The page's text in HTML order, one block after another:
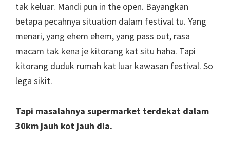
tak keluar. Mandi pun in the open. Bayangkan
betapa pecahnya situation dalam festival tu. Yang
menari, yang ehem ehem, yang pass out, rasa
macam tak kena je kitorang kat situ haha. Tapi
kitorang duduk rumah kat luar kawasan festival. So
lega sikit.
Tapi masalahnya supermarket terdekat dalam
30km jauh kot jauh dia.